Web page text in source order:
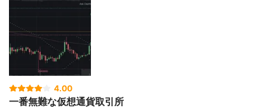
4.00
一番無難な仮想通貨取引所